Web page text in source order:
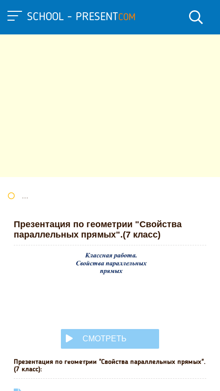
SCHOOL - PRESENTCOM
Презентация по геометрии "Свойства
параллельных прямых".(7 класс)
СМОТРЕТЬ
ОНЛАЙН
Презентация по геометрии "Свойства параллельных прямых".
(7 класс):